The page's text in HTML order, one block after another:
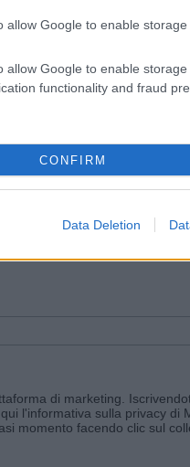
allow Google to enable
allow Google to enable
functionality and fraud
CONFIRM
Data Deletion
Invia un Comunicato
e ricevi le nostre email
di marketing.
l'informativa sulla privacy di
momento facendo clic sul